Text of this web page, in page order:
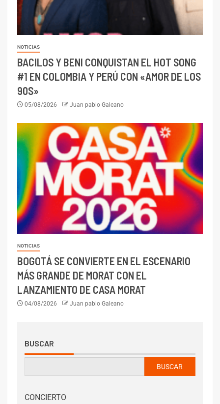
NOTICIAS
BACILOS Y BENI CONQUISTAN EL HOT SONG
#1 EN COLOMBIA Y PERÚ CON «AMOR DE LOS
90S»
05/08/2026 Juan pablo Galeano
NOTICIAS
BOGOTÁ SE CONVIERTE EN EL ESCENARIO
MÁS GRANDE DE MORAT CON EL
LANZAMIENTO DE CASA MORAT
04/08/2026 Juan pablo Galeano
BUSCAR
BUSCAR
CONCIERTO